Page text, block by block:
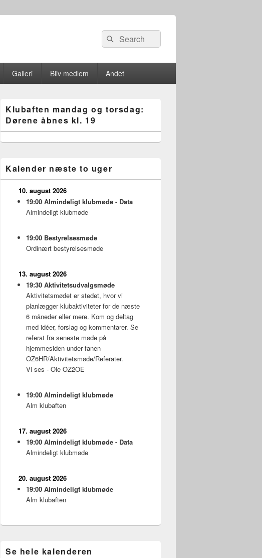
Search
for:
Søg
Galleri Bliv medlem Andet
Sidebar
Widget
Area
Klubaften mandag og torsdag:
Dørene åbnes kl. 19
Kalender næste to uger
10. august 2026
19:00 Almindeligt klubmøde - Data
Almindeligt klubmøde
19:00 Bestyrelsesmøde
Ordinært bestyrelsesmøde
13. august 2026
19:30 Aktivitetsudvalgsmøde
Aktivitetsmødet er stedet, hvor vi
planlægger klubaktiviteter for de næste
6 måneder eller mere. Kom og deltag
med idéer, forslag og kommentarer. Se
referat fra seneste møde på
hjemmesiden under fanen
OZ6HR/Aktivitetsmøde/Referater.
Vi ses - Ole OZ2OE
19:00 Almindeligt klubmøde
Alm klubaften
17. august 2026
19:00 Almindeligt klubmøde - Data
Almindeligt klubmøde
20. august 2026
19:00 Almindeligt klubmøde
Alm klubaften
Se hele kalenderen